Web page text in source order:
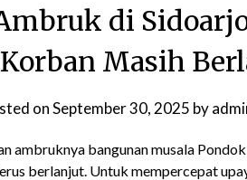
di
Masih
onSeptember 30, 2025 by
ambruknya bangunan musala
berlanjut. Untuk mempercepat